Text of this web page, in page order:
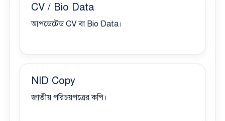
CV / Bio Data
আপডেটেড CV বা Bio Data।
NID Copy
জাতীয় পরিচয়পত্রের কপি।